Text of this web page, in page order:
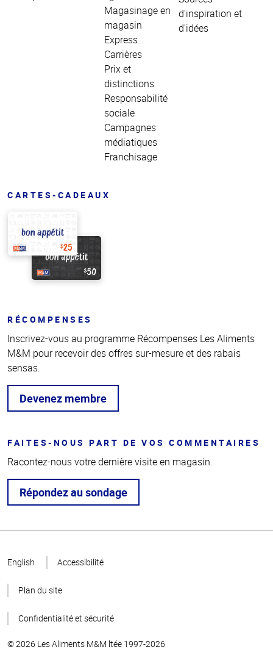
Magasinage en
magasin
Express
Carrières
Prix et
distinctions
Responsabilité
sociale
Campagnes
médiatiques
Franchisage
d'inspiration et
d'idées
CARTES-CADEAUX
RÉCOMPENSES
Inscrivez-vous au programme Récompenses Les Aliments
M&M pour recevoir des offres sur-mesure et des rabais
sensas.
Devenez membre
FAITES-NOUS PART DE VOS COMMENTAIRES
Racontez-nous votre dernière visite en magasin.
Répondez au sondage
page
English Accessibilité
Plan du site
Confidentialité et sécurité
© 2026 Les Aliments M&M ltée 1997-2026